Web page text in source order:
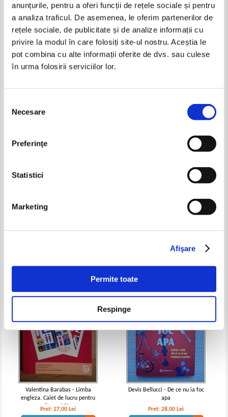
anunțurile, pentru a oferi funcții de rețele sociale și pentru
a analiza traficul. De asemenea, le oferim partenerilor de
rețele sociale, de publicitate și de analize informații cu
privire la modul în care folosiți site-ul nostru. Aceștia le
pot combina cu alte informații oferite de dvs. sau culese
în urma folosirii serviciilor lor.
consimțământului
Necesare
Preferinţe
Statistici
Marketing
Afişare
Permite toate
Respinge
Nevirtutilor
Pret:32,00 Lei
Robin Cruise - Lunita, adevarata
poveste a Zanei Maseluta
Adaugă în coș
Valentina Barabas - Limba
engleza. Caiet de lucru pentru
clasa a VII-a
Pret:27,00 Lei
Devis Bellucci - De ce nu ia foc
apa
Pret:28,00 Lei